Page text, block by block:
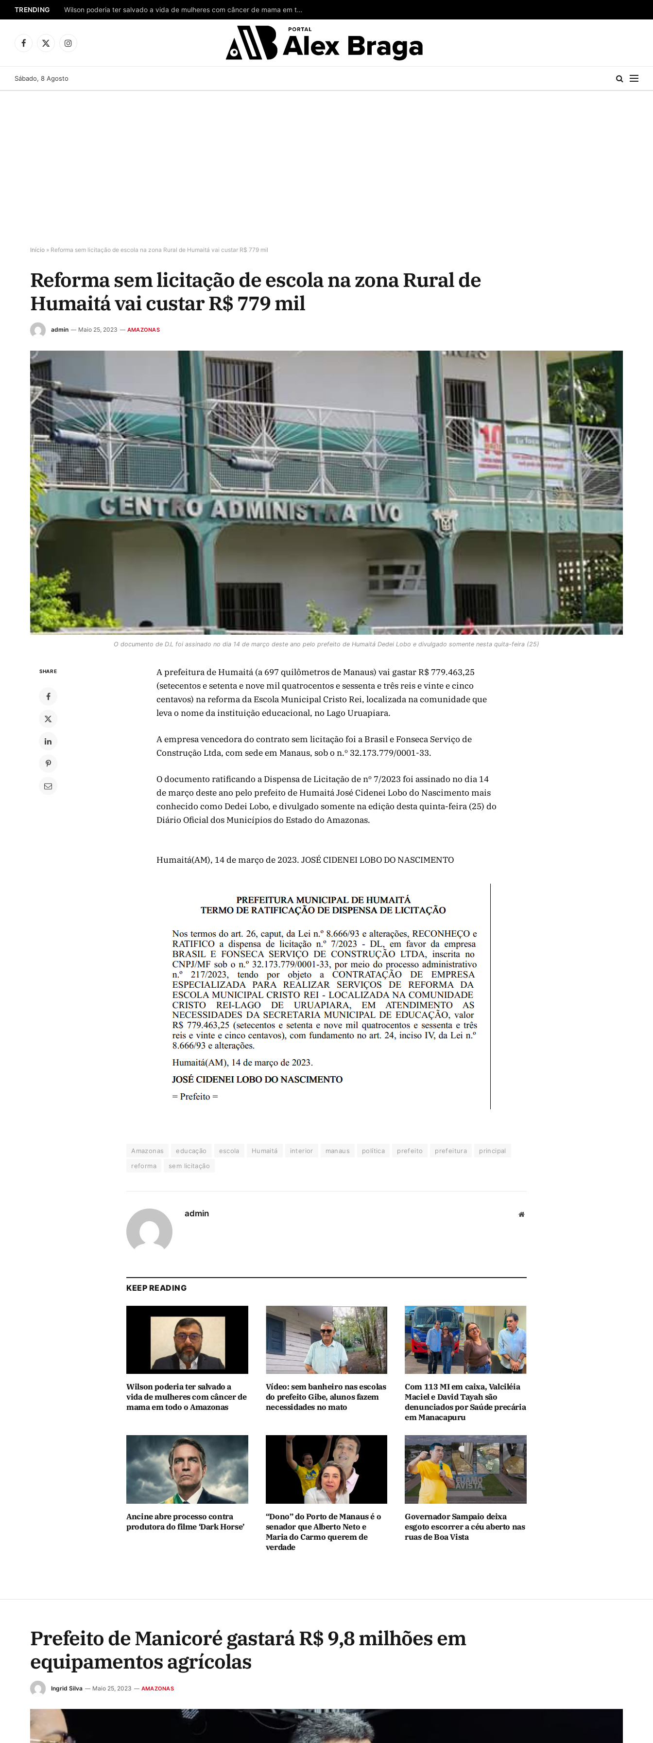
TRENDING Wilson poderia ter salvado a vida de mulheres com câncer de mama em todo o Amazonas
Facebook
X
Instagram
Sábado, 8 Agosto
Início » Reforma sem licitação de escola na zona Rural de Humaitá vai custar R$ 779 mil
Reforma sem licitação de escola na zona Rural de
Humaitá vai custar R$ 779 mil
admin Maio 25, 2023 AMAZONAS
O documento de D.L foi assinado no dia 14 de março deste ano pelo prefeito de Humaitá Dedei Lobo e divulgado somente nesta quita-feira (25)
SHARE
A prefeitura de Humaitá (a 697 quilômetros de Manaus) vai gastar R$ 779.463,25
(setecentos e setenta e nove mil quatrocentos e sessenta e três reis e vinte e cinco
centavos) na reforma da Escola Municipal Cristo Rei, localizada na comunidade que
leva o nome da instituição educacional, no Lago Uruapiara.
A empresa vencedora do contrato sem licitação foi a Brasil e Fonseca Serviço de
Construção Ltda, com sede em Manaus, sob o n.º 32.173.779/0001-33.
O documento ratificando a Dispensa de Licitação de nº 7/2023 foi assinado no dia 14
de março deste ano pelo prefeito de Humaitá José Cidenei Lobo do Nascimento mais
conhecido como Dedei Lobo, e divulgado somente na edição desta quinta-feira (25) do
Diário Oficial dos Municípios do Estado do Amazonas.
Humaitá(AM), 14 de março de 2023. JOSÉ CIDENEI LOBO DO NASCIMENTO
Amazonas educação escola Humaitá interior manaus política prefeito prefeitura
principal
reforma
sem licitação
admin Website
KEEP READING
Wilson poderia ter salvado a
vida de mulheres com câncer de
mama em todo o Amazonas
Vídeo: sem banheiro nas escolas
do prefeito Gibe, alunos fazem
necessidades no mato
Com 113 MI em caixa, Valciléia
Maciel e David Tayah são
denunciados por Saúde precária
em Manacapuru
Ancine abre processo contra
produtora do filme ‘Dark Horse’
“Dono” do Porto de Manaus é o
senador que Alberto Neto e
Maria do Carmo querem de
verdade
Governador Sampaio deixa
esgoto escorrer a céu aberto nas
ruas de Boa Vista
Prefeito de Manicoré gastará R$ 9,8 milhões em
equipamentos agrícolas
Ingrid Silva Maio 25, 2023 AMAZONAS